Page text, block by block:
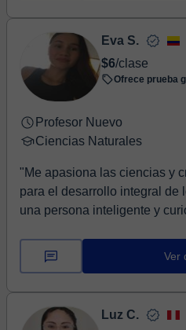
Eva S.
$6/clase
Ofrece prueba
Profesor Nuevo
Ciencias Naturales
"Me apasiona las ciencias y
para el desarrollo integral de
una persona inteligente y
Ver
Luz C.